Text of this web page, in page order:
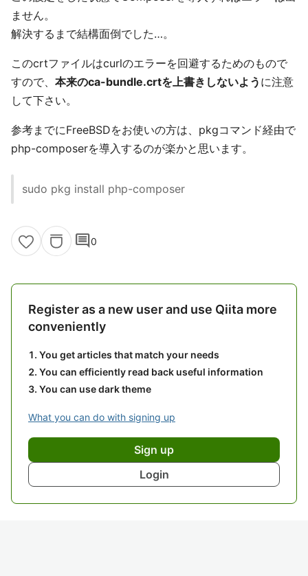
ません。
解決するまで結構面倒でした…。
このcrtファイルはcurlのエラーを回避するためのもので
すので、 本来のca-bundle.crtを上書きしないよう に注意
して下さい。
参考までにFreeBSDをお使いの方は、pkgコマンド経由で
php-composerを導入するのが楽かと思います。
sudo pkg install php-composer
comment0
Register as a new user and use Qiita more
conveniently
You get articles that match your needs
You can efficiently read back useful information
You can use dark theme
What you can do with signing up
Sign up
Login